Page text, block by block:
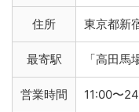
住所 東京都新
最寄駅 「高田
営業時間 11:00〜